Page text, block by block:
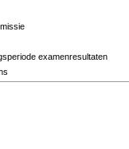
examenresultaten